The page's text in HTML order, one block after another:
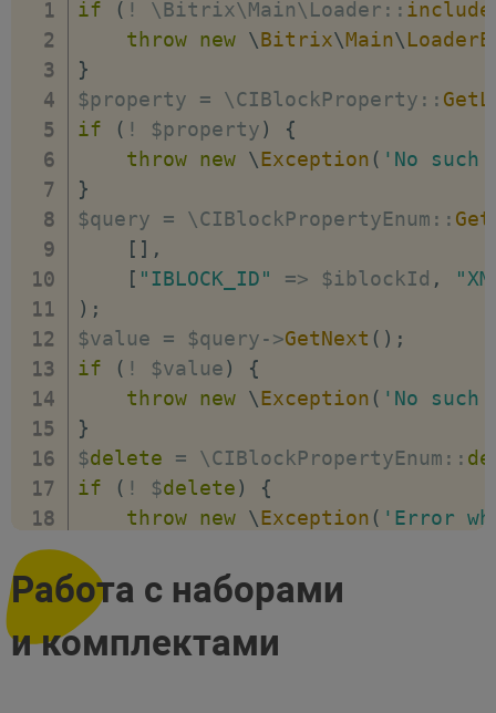
if ( ! \Bitrix\Main\Loader : :
throw new \Bitrix\Main\
}
$property = \CIBlockProperty : :
if
( ! $property)
{
throw new \Exception ( 'No
}
$query = \CIBlockPropertyEnum : :
[ ] ,
[ "IBLOCK_ID" => $iblockId ,
) ;
$value = $query->GetNext ( ) ;
if
( ! $value)
{
throw new \Exception ( 'No such
}
$delete = \CIBlockPropertyEnum : :
if
( ! $delete)
{
throw new \Exception ( 'Error
Работа с наборами
и комплектами